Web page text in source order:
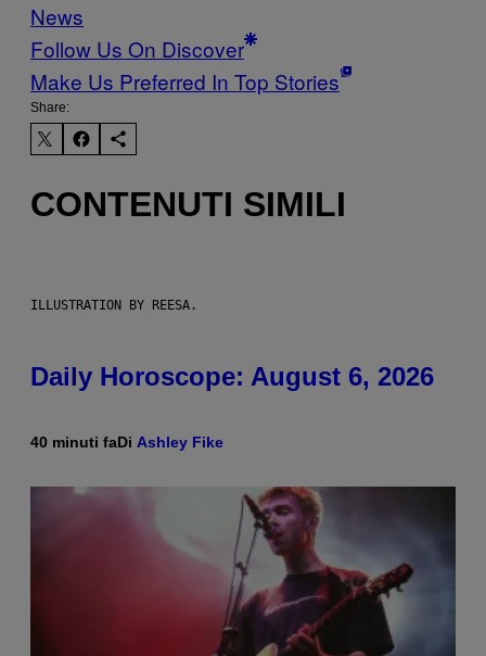
News
Follow Us On Discover
Make Us Preferred In Top Stories
Share:
CONTENUTI SIMILI
ILLUSTRATION BY REESA.
Daily Horoscope: August 6, 2026
40 minuti faDi Ashley Fike